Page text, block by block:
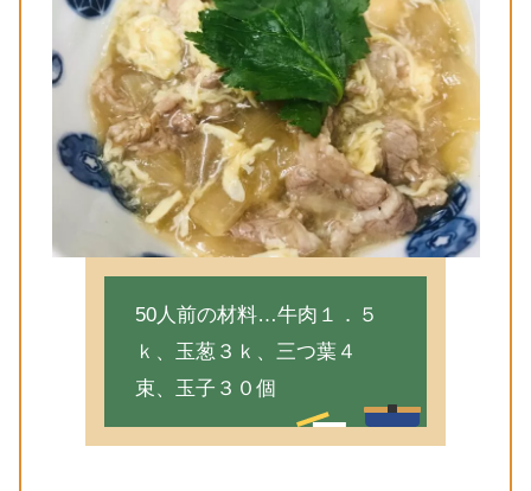
50人前の材料…牛肉１．５
ｋ、玉葱３ｋ、三つ葉４
束、玉子３０個